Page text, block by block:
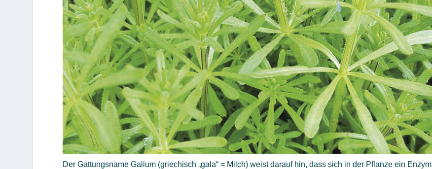
Der Gattungsname Galium (griechisch „gala“ = Milch) weist darauf hin, dass sich in der Pflanze ein Enzym